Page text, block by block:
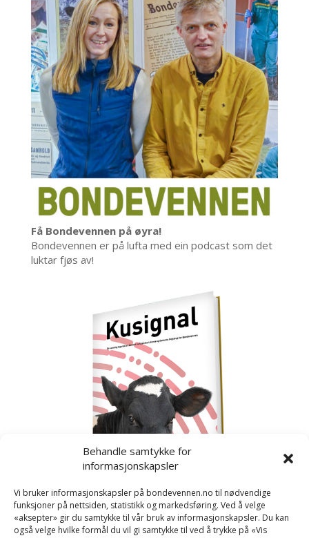
Behandle samtykke for
informasjonskapsler
Vi bruker informasjonskapsler på bondevennen.no til nødvendige
funksjoner på nettsiden, statistikk og markedsføring. Ved å velge
«aksepter» gir du samtykke til vår bruk av informasjonskapsler. Du kan
også velge hvilke formål du vil gi samtykke til ved å trykke på «Vis
Få Bondevennen på øyra!
Bondevennen er på lufta med ein podcast som det
luktar fjøs av!